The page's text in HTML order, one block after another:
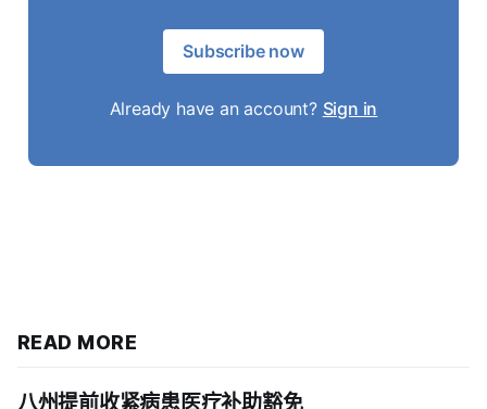
Subscribe now
Already have an account? Sign in
READ MORE
八州提前收紧病患医疗补助豁免